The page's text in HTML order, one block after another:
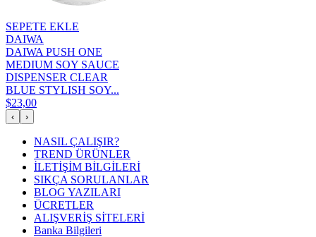
SEPETE EKLE
DAIWA
DAIWA PUSH ONE
MEDIUM SOY SAUCE
DISPENSER CLEAR
BLUE STYLISH SOY...
$23,00
‹ ›
NASIL ÇALIŞIR?
TREND ÜRÜNLER
İLETİŞİM BİLGİLERİ
SIKÇA SORULANLAR
BLOG YAZILARI
ÜCRETLER
ALIŞVERİŞ SİTELERİ
Banka Bilgileri